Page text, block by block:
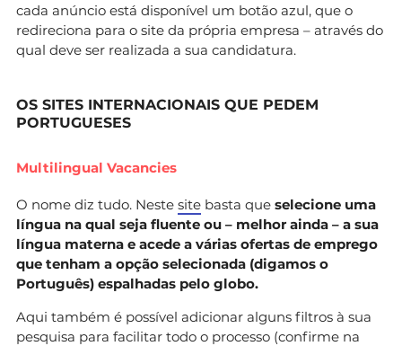
cada anúncio está disponível um botão azul, que o
redireciona para o site da própria empresa – através do
qual deve ser realizada a sua candidatura.
OS SITES INTERNACIONAIS QUE PEDEM
PORTUGUESES
Multilingual Vacancies
O nome diz tudo. Neste site basta que selecione uma
língua na qual seja fluente ou – melhor ainda – a sua
língua materna e acede a várias ofertas de emprego
que tenham a opção selecionada (digamos o
Português) espalhadas pelo globo.
Aqui também é possível adicionar alguns filtros à sua
pesquisa para facilitar todo o processo (confirme na